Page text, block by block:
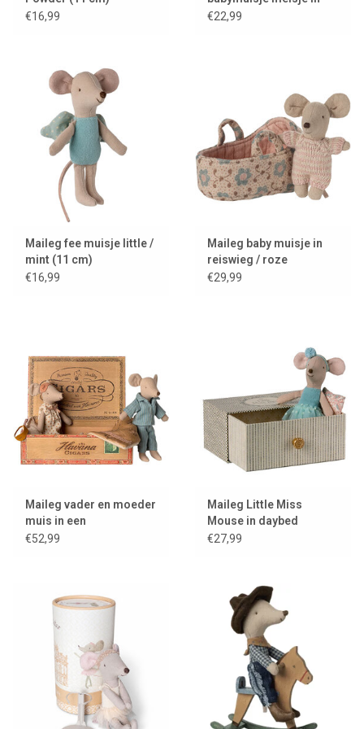
€16,99
luciferdoos met
€22,99
Maileg fee muisje little /
mint (11 cm)
€16,99
Maileg baby muisje in
reiswieg / roze
€29,99
Maileg vader en moeder
muis in een
sigarendoos
€52,99
Maileg Little Miss
Mouse in daybed
€27,99